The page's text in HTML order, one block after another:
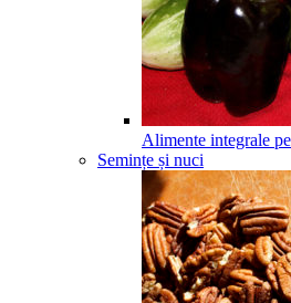
Alimente integrale
Semințe și nuci